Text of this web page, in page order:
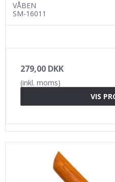
VÅBEN
SM-16011
279,00 DKK
(inkl. moms)
VIS